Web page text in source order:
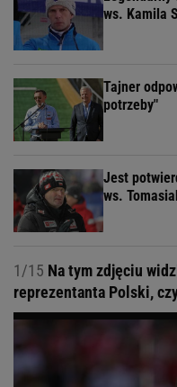
ws. Kamila
Tajner
potrzeby"
Jest
ws.
1/15 Na tym zdjęciu
reprezentanta Polski,